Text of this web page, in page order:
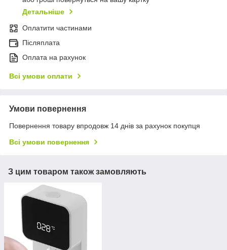
Детальніше
Оплатити частинами
Післяплата
Оплата на рахунок
Всі умови оплати
Умови повернення
Повернення товару впродовж 14 днів за рахунок покупця
Всі умови повернення
З цим товаром також замовляють